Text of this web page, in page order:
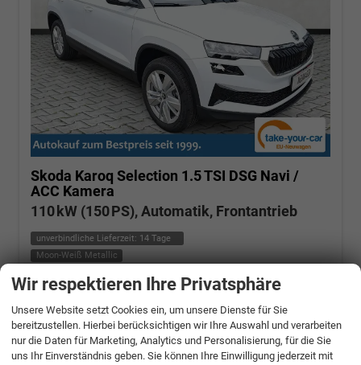
Skoda Karoq Selection 1.5 TSI DSG Navi /
ACC Kamera
110 kW (150 PS), Automatik, Frontantrieb
unverbindliche Lieferzeit: 14 Tage
Moon-Weiß Metallic
Fahrzeugnr.: 506662
Benzin
Fahrzeug mit Tageszulassung
Verbrauch kombiniert:
6,20 l/100km
CO -Klasse:
E
CO2-Emissionen: 140,00 g/km
» Angebotdetails
Wir respektieren Ihre Privatsphäre
Unsere Website setzt Cookies ein, um unsere Dienste für Sie
bereitzustellen. Hierbei berücksichtigen wir Ihre Auswahl und verarbeiten
nur die Daten für Marketing, Analytics und Personalisierung, für die Sie
uns Ihr Einverständnis geben. Sie können Ihre Einwilligung jederzeit mit